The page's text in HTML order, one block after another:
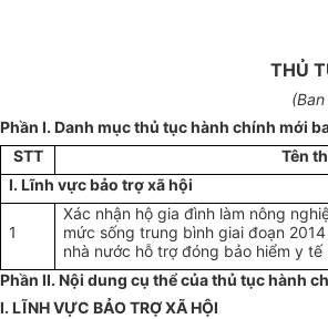
THỦ
Phần I. Danh mục thủ tục hành chính mới
STT
Tên
I. Lĩnh vực bảo trợ xã hội
1
Xác nhận hộ gia đình làm nông
mức sống trung bình giai đoạn
nhà nước hỗ trợ đóng bảo hiểm y tế
Phần II. Nội dung cụ thể của thủ tục hành
I. LĨNH VỰC BẢO TRỢ XÃ HỘI